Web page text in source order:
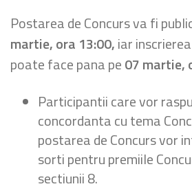
Postarea de Concurs va fi
martie, ora 13:00,iar
poate face pana pe07 martie,
Participantii care vor
concordanta cu tema
postarea de Concurs vor
sorti pentru premiile
sectiunii 8.